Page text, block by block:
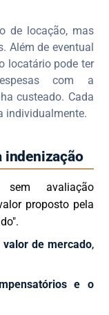
de locação, mas
Além de eventual
locatário pode ter
com a
custeado. Cada
individualmente.
indenização
sem avaliação
proposto pela
de mercado,
e o